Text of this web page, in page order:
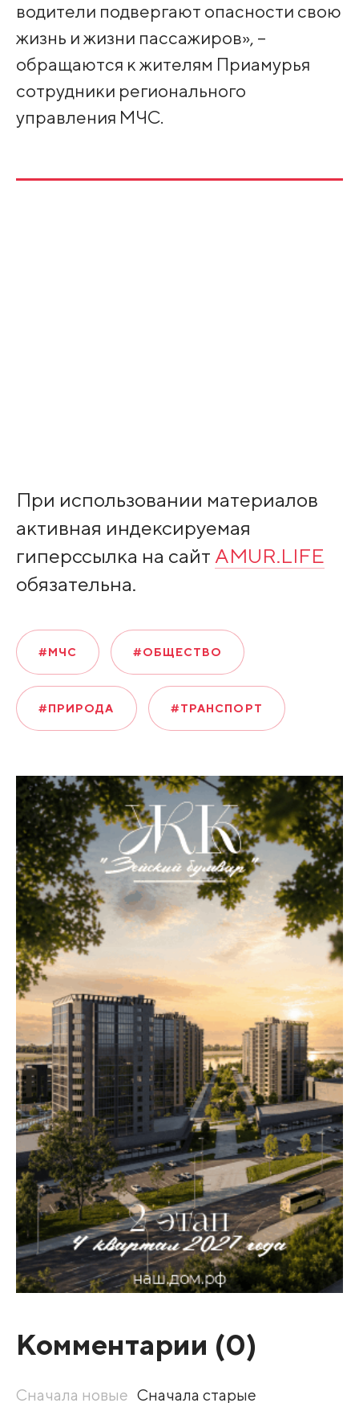
водители подвергают опасности свою
жизнь и жизни пассажиров», –
обращаются к жителям Приамурья
сотрудники регионального
управления МЧС.
При использовании материалов
активная индексируемая
гиперссылка на сайт AMUR.LIFE
обязательна.
#МЧС #ОБЩЕСТВО
#ПРИРОДА #ТРАНСПОРТ
Комментарии (0)
Сначала новые Сначала старые